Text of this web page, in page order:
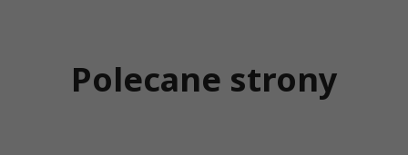
Polecane strony